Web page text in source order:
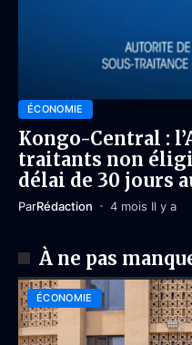
ÉCONOMIE
Kongo-Central :
traitants non
délai de 30 jours
ParRédaction 4 mois Il y a
À ne pas
ÉCONOMIE